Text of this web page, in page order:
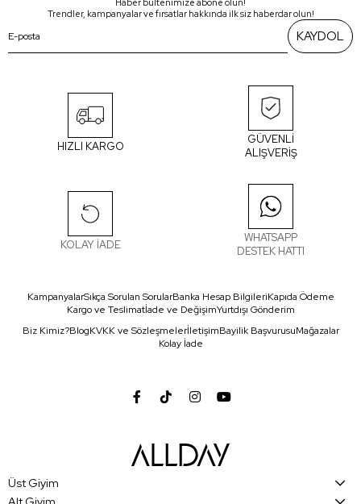
Haber bültenimize abone olun!
Trendler, kampanyalar ve fırsatlar hakkında ilk siz haberdar olun!
KAYDOL
HIZLI KARGO
GÜVENLİ
ALIŞVERİŞ
KOLAY İADE
WHATSAPP
DESTEK HATTI
KampanyalarSıkça Sorulan SorularBanka Hesap BilgileriKapıda Ödeme
Kargo ve Teslimatİade ve DeğişimYurtdışı Gönderim
Biz Kimiz?BlogKVKK ve SözleşmelerİletişimBayilik BaşvurusuMağazalar
Kolay İade
Üst Giyim